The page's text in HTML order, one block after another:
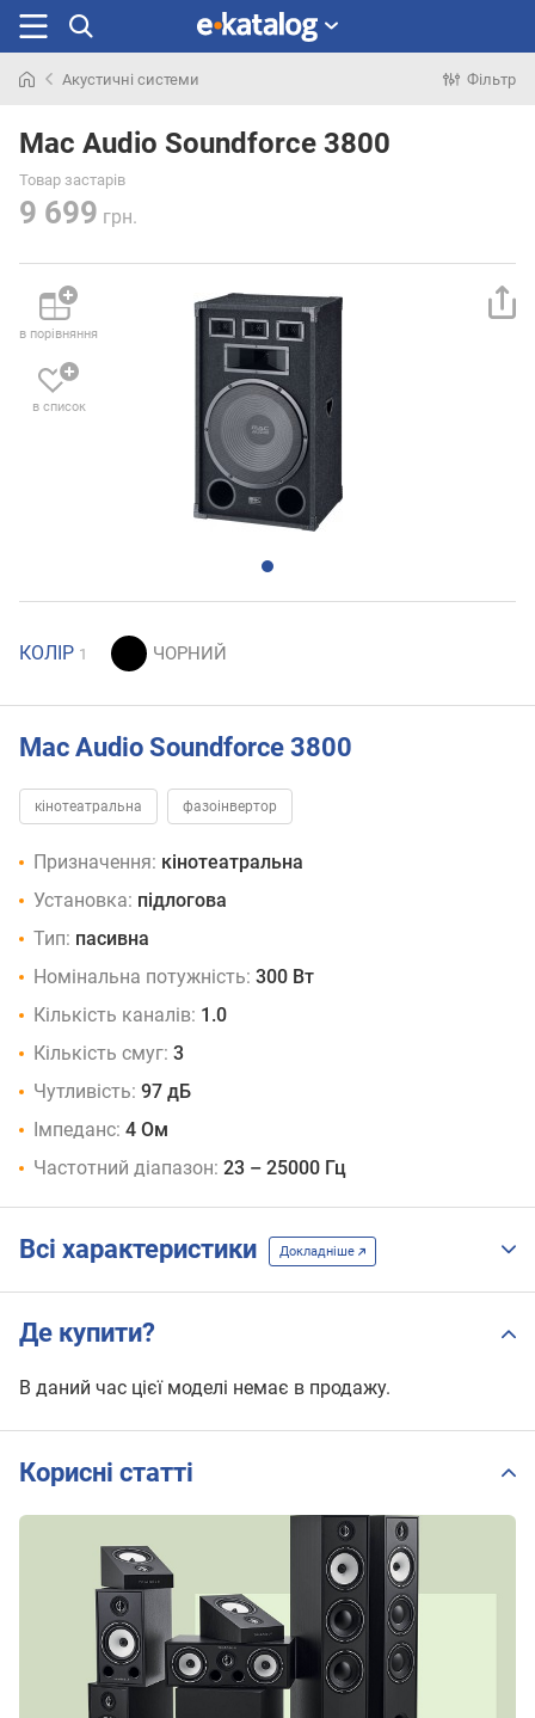
раніше
Акустичні системи Фільтр
Mac Audio Soundforce 3800
Товар застарів
9 699 грн.
в порівняння
в список
КОЛІР 1
Mac Audio Soundforce 3800
кінотеатральна фазоінвертор
Призначення: кінотеатральна
Установка: підлогова
Тип: пасивна
Номінальна потужність: 300 Вт
Кількість каналів: 1.0
Кількість смуг: 3
Чутливість: 97 дБ
Імпеданс: 4 Ом
Частотний діапазон: 23 – 25000 Гц
Всі характеристики Докладніше
Де купити?
В даний час цієї моделі немає в продажу.
Корисні статті